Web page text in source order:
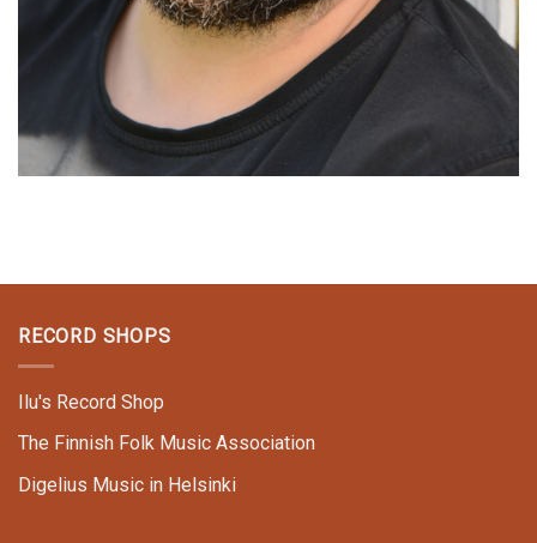
RECORD SHOPS
Ilu's Record Shop
The Finnish Folk Music Association
Digelius Music in Helsinki